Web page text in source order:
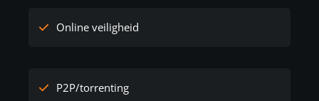
Online veiligheid
P2P/torrenting